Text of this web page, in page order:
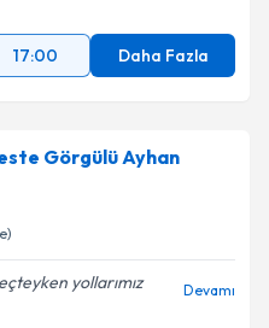
17:00 Daha Fazla
Görgülü Ayhan
yollarımız
Devamı